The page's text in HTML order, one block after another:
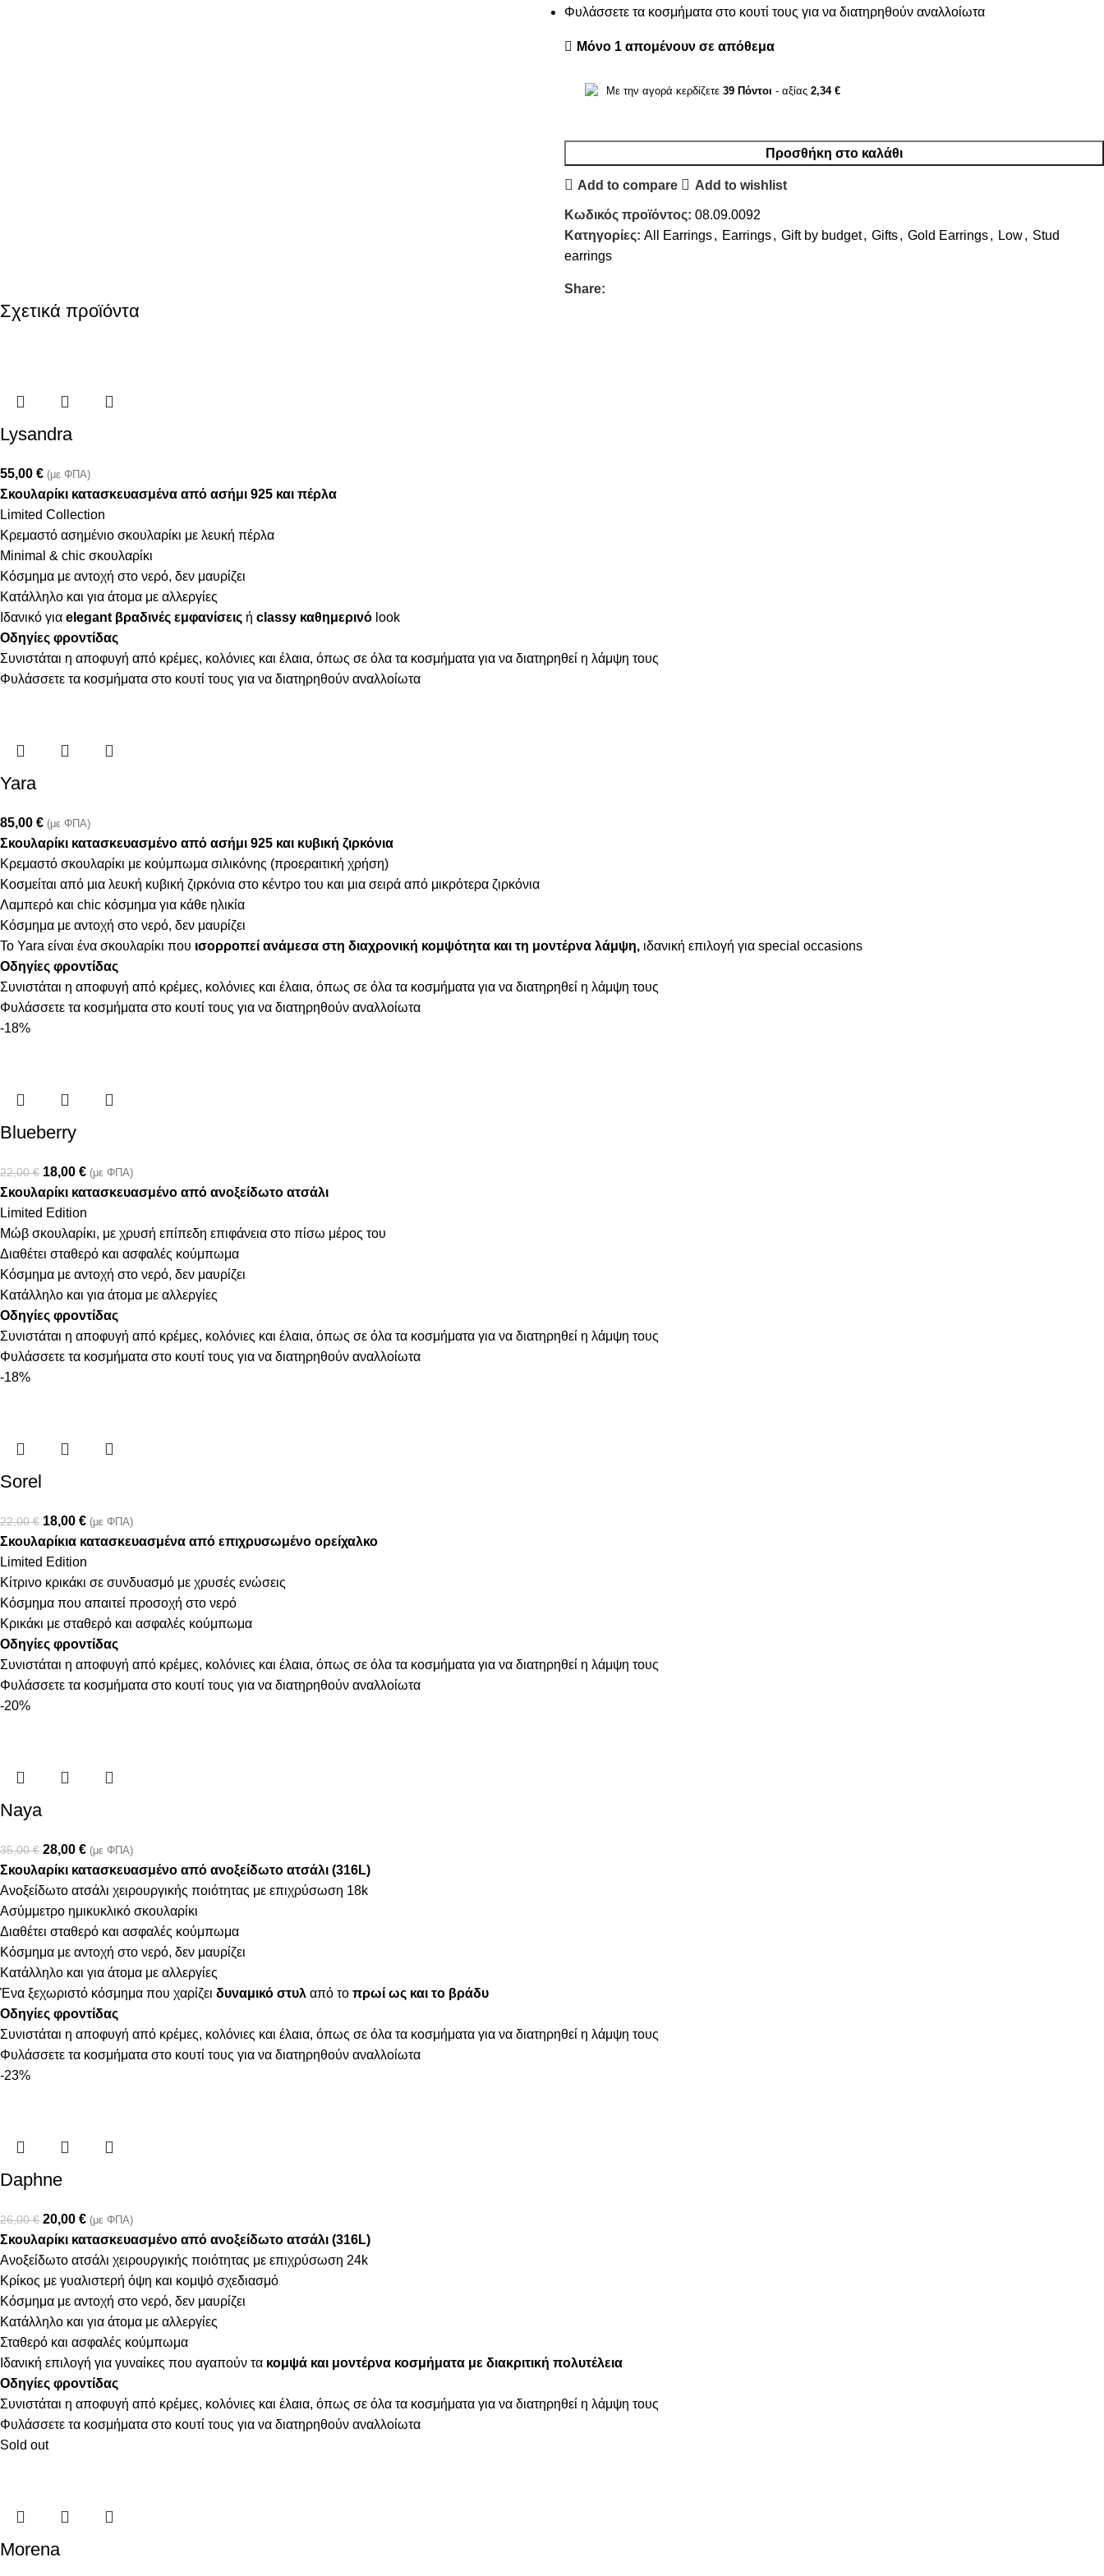
Φυλάσσετε τα κοσμήματα στο κουτί τους για να διατηρηθούν αναλλοίωτα
Μόνο 1 απομένουν σε απόθεμα
Με την αγορά κερδίζετε 39 Πόντοι - αξίας 2,34 €
Προσθήκη στο καλάθι
Add to compare Add to wishlist
Κωδικός προϊόντος: 08.09.0092
Κατηγορίες: All Earrings, Earrings, Gift by budget, Gifts, Gold Earrings, Low, Stud
earrings
Share:
Σχετικά προϊόντα
Lysandra
55,00 € (με ΦΠΑ)
Σκουλαρίκι κατασκευασμένα από ασήμι 925 και πέρλα
Limited Collection
Κρεμαστό ασημένιο σκουλαρίκι με λευκή πέρλα
Minimal & chic σκουλαρίκι
Κόσμημα με αντοχή στο νερό, δεν μαυρίζει
Κατάλληλο και για άτομα με αλλεργίες
Ιδανικό για elegant βραδινές εμφανίσεις ή classy καθημερινό look
Οδηγίες φροντίδας
Συνιστάται η αποφυγή από κρέμες, κολόνιες και έλαια, όπως σε όλα τα κοσμήματα για να διατηρηθεί η λάμψη τους
Φυλάσσετε τα κοσμήματα στο κουτί τους για να διατηρηθούν αναλλοίωτα
Yara
85,00 € (με ΦΠΑ)
Σκουλαρίκι κατασκευασμένo από ασήμι 925 και κυβική ζιρκόνια
Κρεμαστό σκουλαρίκι με κούμπωμα σιλικόνης (προεραιτική χρήση)
Κοσμείται από μια λευκή κυβική ζιρκόνια στο κέντρο του και μια σειρά από μικρότερα ζιρκόνια
Λαμπερό και chic κόσμημα για κάθε ηλικία
Κόσμημα με αντοχή στο νερό, δεν μαυρίζει
Το Yara είναι ένα σκουλαρίκι που ισορροπεί ανάμεσα στη διαχρονική κομψότητα και τη μοντέρνα λάμψη, ιδανική επιλογή για special occasions
Οδηγίες φροντίδας
Συνιστάται η αποφυγή από κρέμες, κολόνιες και έλαια, όπως σε όλα τα κοσμήματα για να διατηρηθεί η λάμψη τους
Φυλάσσετε τα κοσμήματα στο κουτί τους για να διατηρηθούν αναλλοίωτα
-18%
Blueberry
22,00€ 18,00 € (με ΦΠΑ)
Σκουλαρίκι κατασκευασμένο από ανοξείδωτο ατσάλι
Limited Edition
Μώβ σκουλαρίκι, με χρυσή επίπεδη επιφάνεια στο πίσω μέρος του
Διαθέτει σταθερό και ασφαλές κούμπωμα
Κόσμημα με αντοχή στο νερό, δεν μαυρίζει
Κατάλληλο και για άτομα με αλλεργίες
Οδηγίες φροντίδας
Συνιστάται η αποφυγή από κρέμες, κολόνιες και έλαια, όπως σε όλα τα κοσμήματα για να διατηρηθεί η λάμψη τους
Φυλάσσετε τα κοσμήματα στο κουτί τους για να διατηρηθούν αναλλοίωτα
-18%
Sorel
22,00€ 18,00 € (με ΦΠΑ)
Σκουλαρίκια κατασκευασμένα από επιχρυσωμένο ορείχαλκο
Limited Edition
Κίτρινο κρικάκι σε συνδυασμό με χρυσές ενώσεις
Κόσμημα που απαιτεί προσοχή στο νερό
Κρικάκι με σταθερό και ασφαλές κούμπωμα
Οδηγίες φροντίδας
Συνιστάται η αποφυγή από κρέμες, κολόνιες και έλαια, όπως σε όλα τα κοσμήματα για να διατηρηθεί η λάμψη τους
Φυλάσσετε τα κοσμήματα στο κουτί τους για να διατηρηθούν αναλλοίωτα
-20%
Naya
35,00€ 28,00 € (με ΦΠΑ)
Σκουλαρίκι κατασκευασμένο από ανοξείδωτο ατσάλι (316L)
Ανοξείδωτο ατσάλι χειρουργικής ποιότητας με επιχρύσωση 18k
Ασύμμετρο ημικυκλικό σκουλαρίκι
Διαθέτει σταθερό και ασφαλές κούμπωμα
Κόσμημα με αντοχή στο νερό, δεν μαυρίζει
Κατάλληλο και για άτομα με αλλεργίες
Ένα ξεχωριστό κόσμημα που χαρίζει δυναμικό στυλ από το πρωί ως και το βράδυ
Οδηγίες φροντίδας
Συνιστάται η αποφυγή από κρέμες, κολόνιες και έλαια, όπως σε όλα τα κοσμήματα για να διατηρηθεί η λάμψη τους
Φυλάσσετε τα κοσμήματα στο κουτί τους για να διατηρηθούν αναλλοίωτα
-23%
Daphne
26,00€ 20,00 € (με ΦΠΑ)
Σκουλαρίκι κατασκευασμένο από ανοξείδωτο ατσάλι (316L)
Ανοξείδωτο ατσάλι χειρουργικής ποιότητας με επιχρύσωση 24k
Κρίκος με γυαλιστερή όψη και κομψό σχεδιασμό
Κόσμημα με αντοχή στο νερό, δεν μαυρίζει
Κατάλληλο και για άτομα με αλλεργίες
Σταθερό και ασφαλές κούμπωμα
Ιδανική επιλογή για γυναίκες που αγαπούν τα κομψά και μοντέρνα κοσμήματα με διακριτική πολυτέλεια
Οδηγίες φροντίδας
Συνιστάται η αποφυγή από κρέμες, κολόνιες και έλαια, όπως σε όλα τα κοσμήματα για να διατηρηθεί η λάμψη τους
Φυλάσσετε τα κοσμήματα στο κουτί τους για να διατηρηθούν αναλλοίωτα
Sold out
Morena